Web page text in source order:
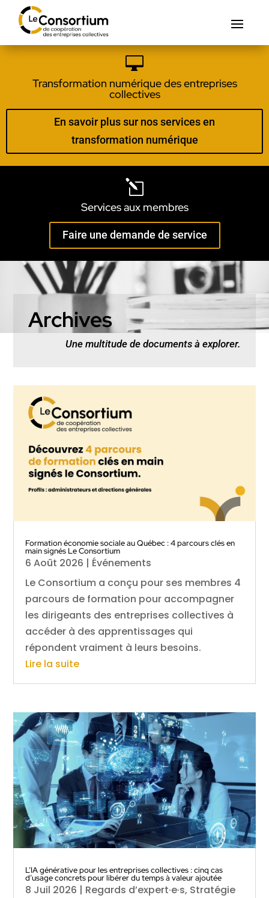

Transformation numérique des entreprises
collectives
En savoir plus sur nos services en
transformation numérique
l
Services aux membres
Faire une demande de service
Archives
Une multitude de documents à explorer.
Formation économie sociale au Québec : 4 parcours clés en
main signés Le Consortium
6 Août 2026 | Événements
Le Consortium a conçu pour ses membres 4
parcours de formation pour accompagner
les dirigeants des entreprises collectives à
accéder à des apprentissages qui
répondent vraiment à leurs besoins.
Lire la suite
L’IA générative pour les entreprises collectives : cinq cas
d’usage concrets pour libérer du temps à valeur ajoutée
8 Juil 2026 | Regards d’expert·e·s, Stratégie